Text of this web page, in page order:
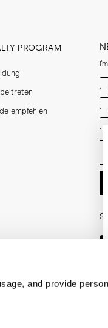
and provide
PROGRAM
empfehlen